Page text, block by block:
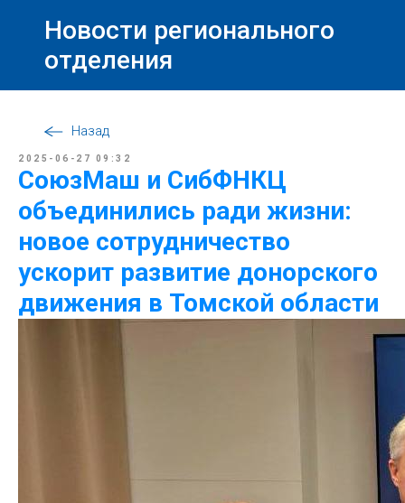
Новости регионального
отделения
Назад
2025-06-27 09:32
СоюзМаш и СибФНКЦ
объединились ради жизни:
новое сотрудничество
ускорит развитие донорского
движения в Томской области